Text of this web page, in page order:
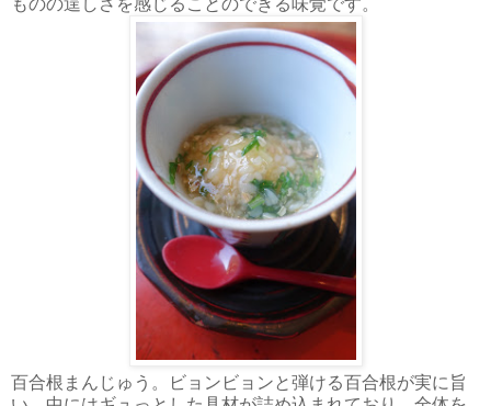
百合根まんじゅう。ビョンビョンと弾ける百合根が実に旨